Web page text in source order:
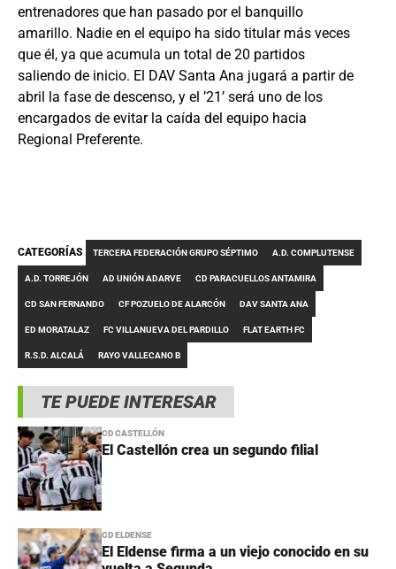
TE PUEDE INTERESAR
CD CASTELLÓN
El Castellón crea un segundo filial
CD ELDENSE
El Eldense firma a un viejo conocido en su
entrenadores que han pasado por el banquillo
amarillo. Nadie en el equipo ha sido titular más veces
que él, ya que acumula un total de 20 partidos
saliendo de inicio. El DAV Santa Ana jugará a partir de
abril la fase de descenso, y el ’21’ será uno de los
encargados de evitar la caída del equipo hacia
Regional Preferente.
CATEGORÍAS TERCERA FEDERACIÓN GRUPO SÉPTIMO A.D. COMPLUTENSE
A.D. TORREJÓN AD UNIÓN ADARVE CD PARACUELLOS ANTAMIRA
CD SAN FERNANDO CF POZUELO DE ALARCÓN DAV SANTA ANA
ED MORATALAZ FC VILLANUEVA DEL PARDILLO FLAT EARTH FC
R.S.D. ALCALÁ RAYO VALLECANO B